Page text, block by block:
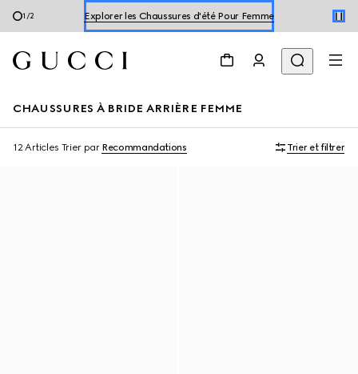
1 /2 Explorer les Chaussures d'été Pour Femme
CHAUSSURES À BRIDE ARRIÈRE FEMME
12 Articles Trier par Recommandations Trier et filtrer